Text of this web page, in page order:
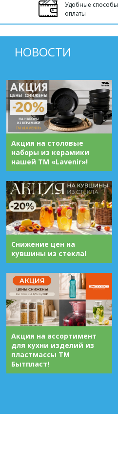
Удобные способы
оплаты
НОВОСТИ
Акция на столовые
наборы из керамики
нашей ТМ «Lavenir»!
Снижение цен на
кувшины из стекла!
Акция на ассортимент
для кухни изделий из
пластмассы ТМ
Бытпласт!